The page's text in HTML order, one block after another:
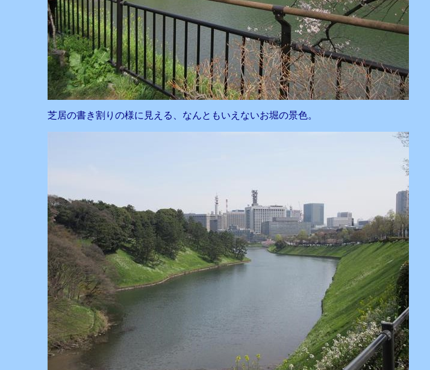
芝居の書き割りの様に見える、なんともいえないお堀の景色。